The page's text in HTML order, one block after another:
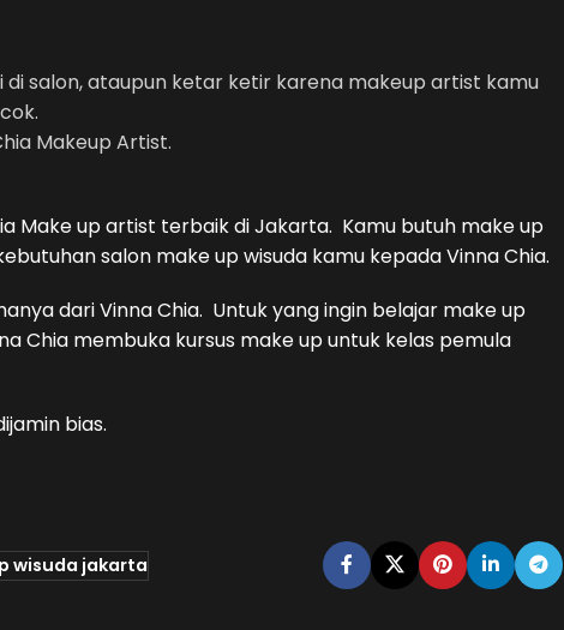
salon, ataupun ketar ketir karena makeup artist kamu
Makeup Artist.
Make up artist terbaik di Jakarta. Kamu butuh make up
salon make up wisuda kamu kepada Vinna Chia.
dari Vinna Chia. Untuk yang ingin belajar make up
Chia membuka kursus make up untuk kelas pemula
bias.
wisuda jakarta